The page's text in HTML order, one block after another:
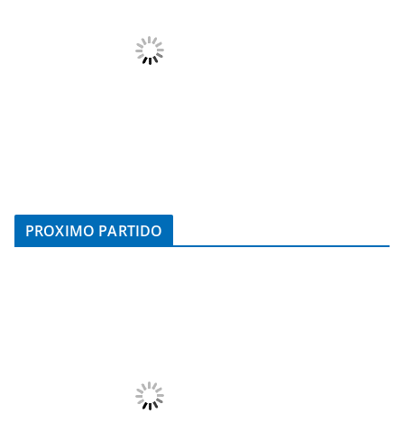
PROXIMO PARTIDO